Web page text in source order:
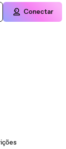
Conectar